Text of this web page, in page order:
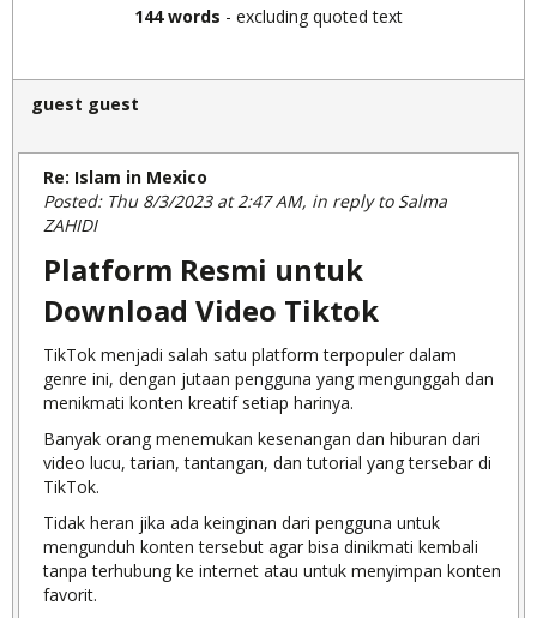
144 words - excluding quoted text
guest guest
Re: Islam in Mexico
Posted: Thu 8/3/2023 at 2:47 AM, in reply to Salma
ZAHIDI
Platform Resmi untuk
Download Video Tiktok
TikTok menjadi salah satu platform terpopuler dalam
genre ini, dengan jutaan pengguna yang mengunggah dan
menikmati konten kreatif setiap harinya.
Banyak orang menemukan kesenangan dan hiburan dari
video lucu, tarian, tantangan, dan tutorial yang tersebar di
TikTok.
Tidak heran jika ada keinginan dari pengguna untuk
mengunduh konten tersebut agar bisa dinikmati kembali
tanpa terhubung ke internet atau untuk menyimpan konten
favorit.